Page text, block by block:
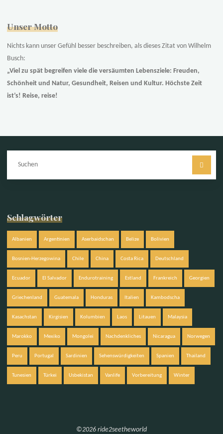
Unser Motto
Nichts kann unser Gefühl besser beschreiben, als dieses Zitat von Wilhelm
Busch:
„Viel zu spät begreifen viele die versäumten Lebensziele: Freuden,
Schönheit und Natur, Gesundheit, Reisen und Kultur. Höchste Zeit
ist’s! Reise, reise!
Schlagwörter
Albanien Argentinien Aserbaidschan Belize Bolivien
Bosnien-Herzegowina Chile China Costa Rica Deutschland
Ecuador El Salvador Endurotraining Estland Frankreich Georgien
Griechenland Guatemala Honduras Italien Kambodscha
Kasachstan Kirgisien Kolumbien Laos Litauen Malaysia
Marokko Mexiko Mongolei Nachdenkliches Nicaragua Norwegen
Peru Portugal Sardinien Sehenswürdigkeiten Spanien Thailand
Tunesien Türkei Usbekistan Vanlife Vorbereitung Winter
©2026 ride2seetheworld